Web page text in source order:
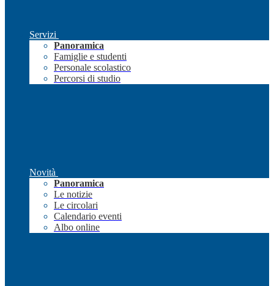
Servizi
Panoramica
Famiglie e studenti
Personale scolastico
Percorsi di studio
Novità
Panoramica
Le notizie
Le circolari
Calendario eventi
Albo online